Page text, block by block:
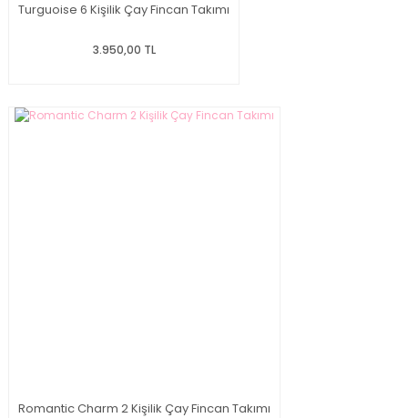
Turguoise 6 Kişilik Çay Fincan Takımı
3.950,00 TL
Romantic Charm 2 Kişilik Çay Fincan Takımı